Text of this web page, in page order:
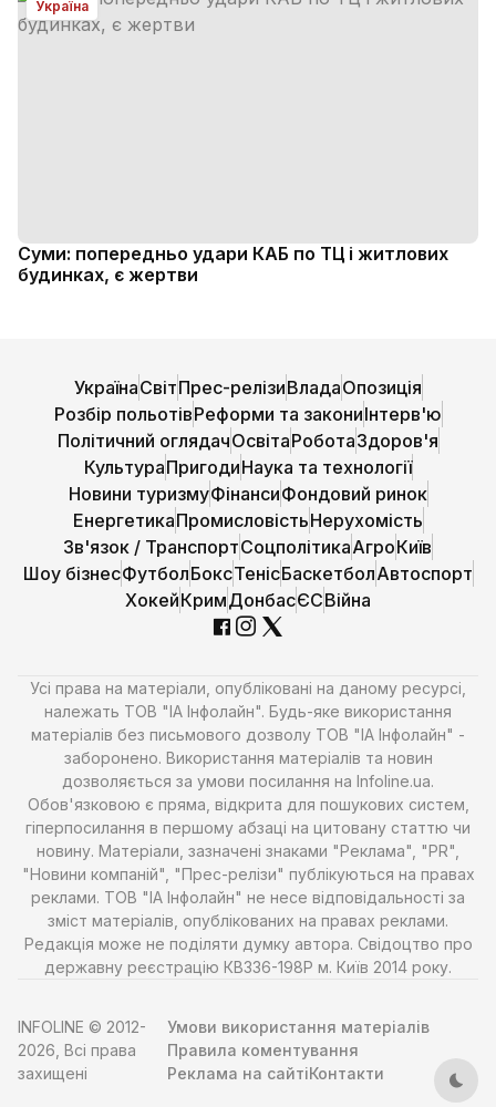
Україна
Суми: попередньо удари КАБ по ТЦ і житлових
будинках, є жертви
УкраїнаСвітПрес-релізиВладаОпозиція
Розбір польотівРеформи та закониІнтерв'ю
Політичний оглядачОсвітаРоботаЗдоров'я
КультураПригодиНаука та технології
Новини туризмуФінансиФондовий ринок
ЕнергетикаПромисловістьНерухомість
Зв'язок / ТранспортСоцполітикаАгроКиїв
Шоу бізнесФутболБоксТенісБаскетболАвтоспорт
ХокейКримДонбасЄСВійна
Усі права на матеріали, опубліковані на даному ресурсі,
належать ТОВ "ІА Інфолайн". Будь-яке використання
матеріалів без письмового дозволу ТОВ "ІА Інфолайн" -
заборонено. Використання матеріалів та новин
дозволяється за умови посилання на Infoline.ua.
Обов'язковою є пряма, відкрита для пошукових систем,
гіперпосилання в першому абзаці на цитовану статтю чи
новину. Матеріали, зазначені знаками "Реклама", "PR",
"Новини компаній", "Прес-релізи" публікуються на правах
реклами. ТОВ "ІА Інфолайн" не несе відповідальності за
зміст матеріалів, опублікованих на правах реклами.
Редакція може не поділяти думку автора. Свідоцтво про
державну реєстрацію КВ336-198Р м. Київ 2014 року.
INFOLINE © 2012-
2026, Всі права
захищені
Умови використання матеріалів
Правила коментування
Реклама на сайтіКонтакти